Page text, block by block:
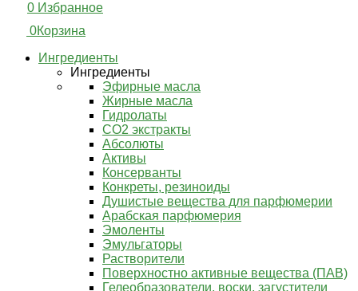
0 Избранное
0Корзина
Ингредиенты
Ингредиенты
Эфирные масла
Жирные масла
Гидролаты
СО2 экстракты
Абсолюты
Активы
Консерванты
Конкреты, резиноиды
Душистые вещества для парфюмерии
Арабская парфюмерия
Эмоленты
Эмульгаторы
Растворители
Поверхностно активные вещества (ПАВ)
Гелеобразователи, воски, загустители